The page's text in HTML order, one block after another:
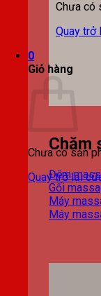
Chưa có
Quay trở
0
Giỏ hàng
Chưa có sản
Quay trở lại
Chăm
Đệm
Gối
Máy
Máy